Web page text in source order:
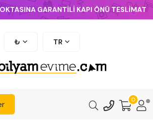
GARANTİLİ KAPI ÖNÜ TESLİMAT
₺ TR
0